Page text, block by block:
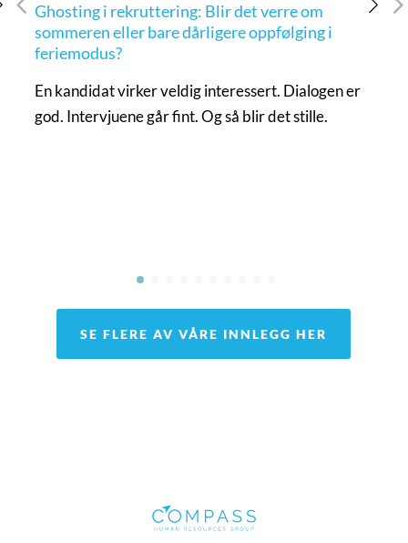
Ghosting i rekruttering: Blir det verre om
sommeren eller bare dårligere oppfølging i
feriemodus?
En kandidat virker veldig interessert. Dialogen er
god. Intervjuene går fint. Og så blir det stille.
SE FLERE AV VÅRE INNLEGG HER